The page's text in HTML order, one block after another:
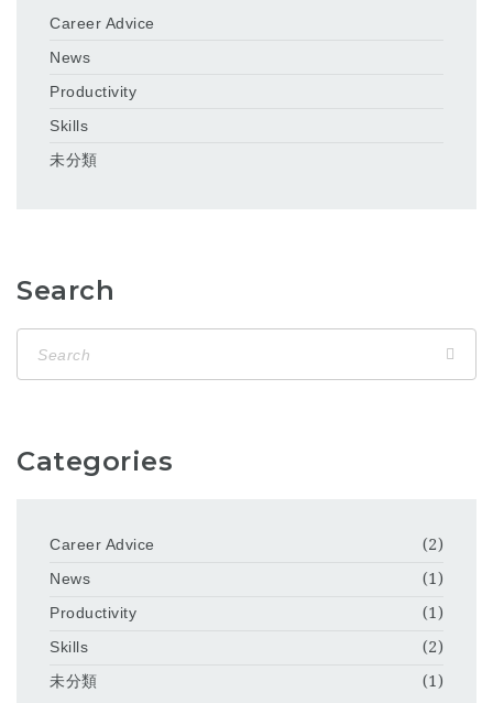
Career Advice
News
Productivity
Skills
未分類
Search
Categories
Career Advice
(2)
News
(1)
Productivity
(1)
Skills
(2)
未分類
(1)